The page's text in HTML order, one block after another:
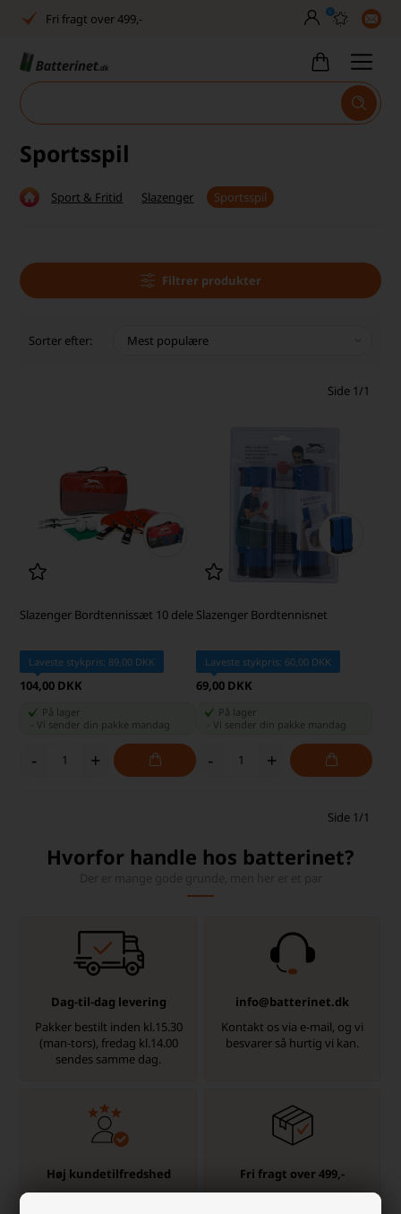
Fri fragt over 499,-
Dag-til-dag levering
0
Sportsspil
Sport & Fritid Slazenger Sportsspil
Filtrer produkter
Sorter efter:
Side 1/1
Slazenger Bordtennissæt 10 dele
Laveste stykpris: 89,00 DKK
104,00 DKK
På lager
-Vi sender din pakke mandag
- +
Slazenger Bordtennisnet
Laveste stykpris: 60,00 DKK
69,00 DKK
På lager
Vi sender din pakke mandag
- +
Side 1/1
Hvorfor handle hos batterinet?
Dag-til-dag levering
Pakker bestilt inden kl.15.30
(man-tors), fredag kl.14.00
sendes samme dag.
info@batterinet.dk
Kontakt os via e-mail, og vi
besvarer så hurtig vi kan.
Høj kundetilfredshed
Fri fragt over 499,-